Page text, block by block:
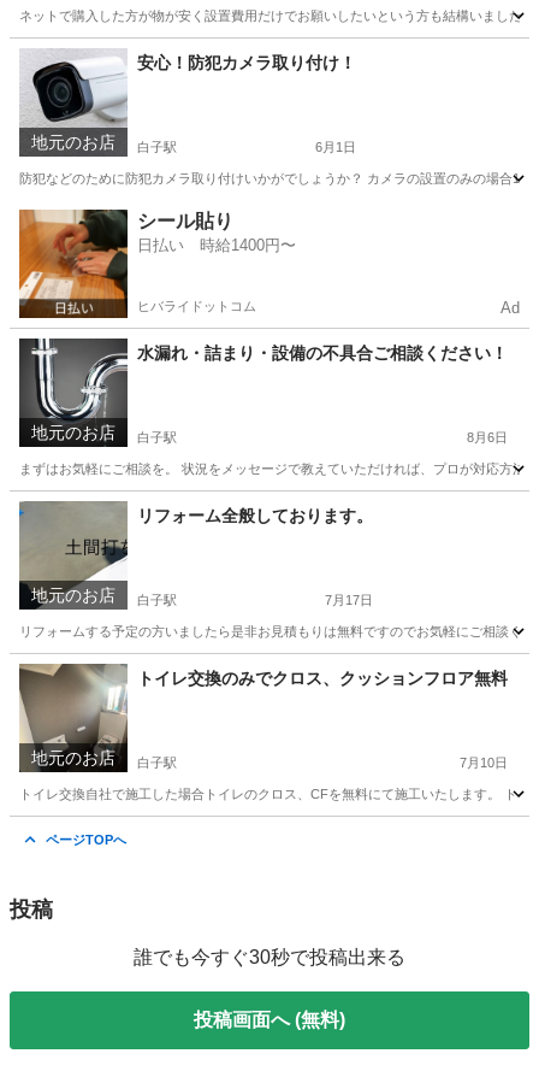
ネットで購入した方が物が安く設置費用だけでお願いしたいという方も結構いました
三重 鈴鹿市 白子駅 リフォーム 取り付け
地元のお店
安心！防犯カメラ取り付け！
白子駅 6月1日
防犯などのために防犯カメラ取り付けいかがでしょうか？ カメラの設置のみの場合1
三重 鈴鹿市 白子駅 その他
シール貼り
日払い 時給1400円〜
ヒバライドットコム Ad
地元のお店
水漏れ・詰まり・設備の不具合ご相談ください！
白子駅 8月6日
まずはお気軽にご相談を。 状況をメッセージで教えていただければ、プロが対応方
三重 鈴鹿市 水道工事 応急処置
地元のお店
リフォーム全般しております。
白子駅 7月17日
リフォームする予定の方いましたら是非お見積もりは無料ですのでお気軽にご相談く
三重 鈴鹿市 白子駅 リフォーム
地元のお店
トイレ交換のみでクロス、クッションフロア無料
白子駅 7月10日
トイレ交換自社で施工した場合トイレのクロス、CFを無料にて施工いたします。 ト
ページTOPへ
投稿
誰でも今すぐ30秒で投稿出来る
投稿画面へ (無料)